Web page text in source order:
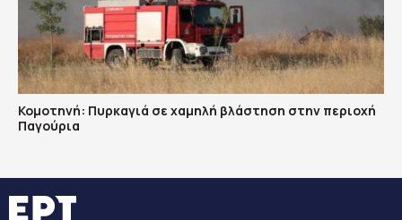
Κομοτηνή: Πυρκαγιά σε χαμηλή βλάστηση στην περιοχή
Παγούρια